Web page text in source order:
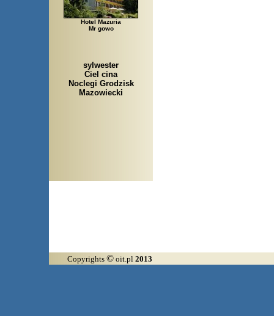
Hotel Mazuria
Mr gowo
sylwester
Ciel cina
Noclegi Grodzisk
Mazowiecki
Copyrights © oit.pl 2013